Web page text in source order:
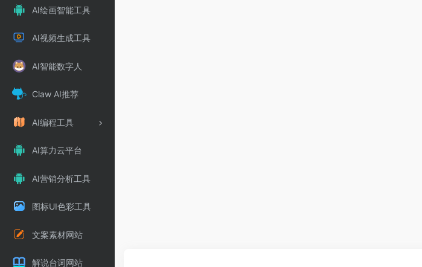
AI绘画智能工具
AI视频生成工具
AI智能数字人
Claw AI推荐
AI编程工具
AI算力云平台
AI营销分析工具
图标UI色彩工具
文案素材网站
解说台词网站